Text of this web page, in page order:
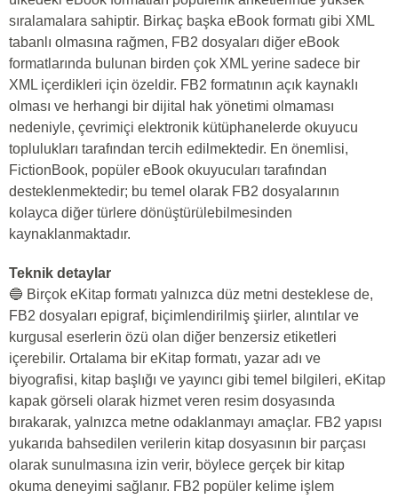
sıralamalara sahiptir. Birkaç başka eBook formatı gibi XML
tabanlı olmasına rağmen, FB2 dosyaları diğer eBook
formatlarında bulunan birden çok XML yerine sadece bir
XML içerdikleri için özeldir. FB2 formatının açık kaynaklı
olması ve herhangi bir dijital hak yönetimi olmaması
nedeniyle, çevrimiçi elektronik kütüphanelerde okuyucu
toplulukları tarafından tercih edilmektedir. En önemlisi,
FictionBook, popüler eBook okuyucuları tarafından
desteklenmektedir; bu temel olarak FB2 dosyalarının
kolayca diğer türlere dönüştürülebilmesinden
kaynaklanmaktadır.
Teknik detaylar
🔵 Birçok eKitap formatı yalnızca düz metni desteklese de,
FB2 dosyaları epigraf, biçimlendirilmiş şiirler, alıntılar ve
kurgusal eserlerin özü olan diğer benzersiz etiketleri
içerebilir. Ortalama bir eKitap formatı, yazar adı ve
biyografisi, kitap başlığı ve yayıncı gibi temel bilgileri, eKitap
kapak görseli olarak hizmet veren resim dosyasında
bırakarak, yalnızca metne odaklanmayı amaçlar. FB2 yapısı
yukarıda bahsedilen verilerin kitap dosyasının bir parçası
olarak sunulmasına izin verir, böylece gerçek bir kitap
okuma deneyimi sağlanır. FB2 popüler kelime işlem